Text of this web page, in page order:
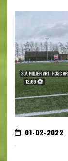
01-02-2022